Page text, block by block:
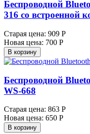
Беспроводной
316 со встроенной
Старая цена: 909 Р
Новая цена: 700 Р
В корзину
Беспроводной
WS-668
Старая цена: 863 Р
Новая цена: 650 Р
В корзину